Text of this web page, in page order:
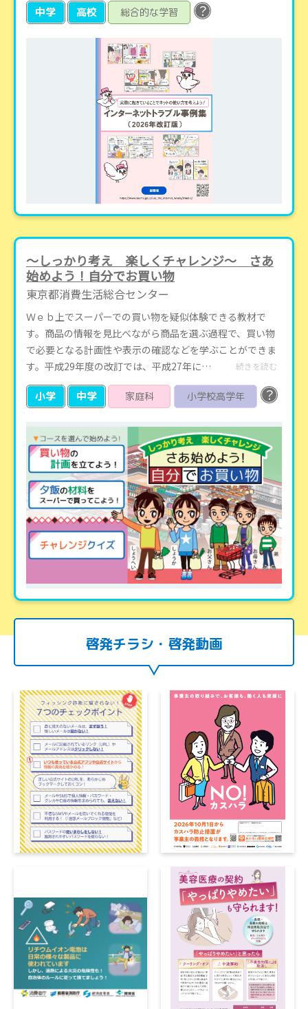
中学 高校 総合的な学習 ？
～しっかり考え 楽しくチャレンジ～ さあ
始めよう！自分でお買い物
東京都消費生活総合センター
Ｗｅｂ上でスーパーでの買い物を疑似体験できる教材で
す。商品の情報を見比べながら商品を選ぶ過程で、買い物
で必要となる計画性や表示の確認などを学ぶことができま
す。平成29年度の改訂では、平成27年に…
続きを読む
小学 中学 家庭科 小学校高学年 ？
啓発チラシ・啓発動画